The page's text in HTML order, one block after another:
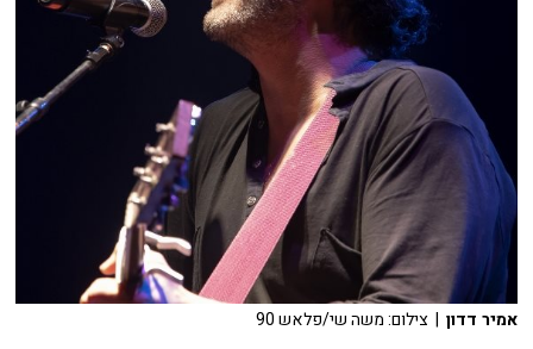
אמיר דדון | צילום: משה שי/פלאש 90